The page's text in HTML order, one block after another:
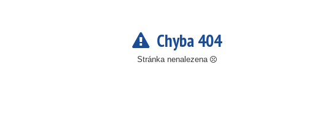
Chyba 404
Stránka nenalezena